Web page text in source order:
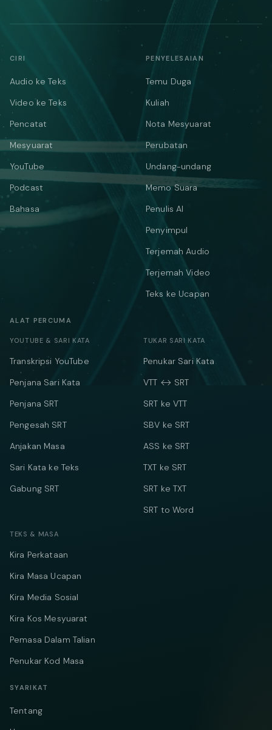
CIRI
Audio ke Teks
Video ke Teks
Pencatat
Mesyuarat
YouTube
Podcast
Bahasa
PENYELESAIAN
Temu Duga
Kuliah
Nota Mesyuarat
Perubatan
Undang-undang
Memo Suara
Penulis AI
Penyimpul
Terjemah Audio
Terjemah Video
Teks ke Ucapan
ALAT PERCUMA
YOUTUBE & SARI KATA
Transkripsi YouTube
Penjana Sari Kata
Penjana SRT
Pengesah SRT
Anjakan Masa
Sari Kata ke Teks
Gabung SRT
TUKAR SARI KATA
Penukar Sari Kata
VTT ↔ SRT
SRT ke VTT
SBV ke SRT
ASS ke SRT
TXT ke SRT
SRT ke TXT
SRT to Word
TEKS & MASA
Kira Perkataan
Kira Masa Ucapan
Kira Media Sosial
Kira Kos Mesyuarat
Pemasa Dalam Talian
Penukar Kod Masa
SYARIKAT
Tentang